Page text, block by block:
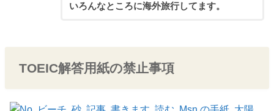
いろんなところに海外旅行してます。
TOEIC解答用紙の禁止事項